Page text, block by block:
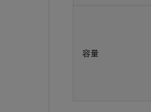
容量